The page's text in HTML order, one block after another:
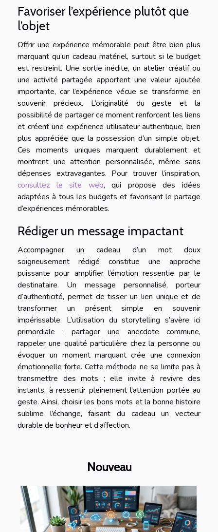
Favoriser l’expérience plutôt que
l’objet
Offrir une expérience mémorable peut être bien plus
marquant qu’un cadeau matériel, surtout si le budget
est restreint. Une sortie inédite, un atelier créatif ou
une activité partagée apportent une valeur ajoutée
importante, car l’expérience vécue se transforme en
souvenir précieux. L’originalité du geste et la
possibilité de partager ce moment renforcent les liens
et créent une expérience utilisateur authentique, bien
plus appréciée que la possession d’un simple objet.
Ces moments uniques marquent durablement et
montrent une attention personnalisée, même sans
dépenses extravagantes. Pour trouver l’inspiration,
consultez le site web, qui propose des idées
adaptées à tous les budgets et favorisant le partage
d’expériences mémorables.
Rédiger un message impactant
Accompagner un cadeau d’un mot doux
soigneusement rédigé constitue une approche
puissante pour amplifier l’émotion ressentie par le
destinataire. Un message personnalisé, porteur
d’authenticité, permet de tisser un lien unique et de
transformer un présent simple en souvenir
impérissable. L’utilisation du storytelling s’avère ici
primordiale : partager une anecdote commune,
rappeler une qualité particulière chez la personne ou
évoquer un moment marquant crée une connexion
émotionnelle forte. Cette méthode ne se limite pas à
transmettre des mots ; elle invite à revivre des
instants, à ressentir pleinement l’attention portée au
geste. Ainsi, choisir les bons mots et la bonne histoire
sublime l’échange, faisant du cadeau un vecteur
durable de bonheur et d’affection.
Nouveau